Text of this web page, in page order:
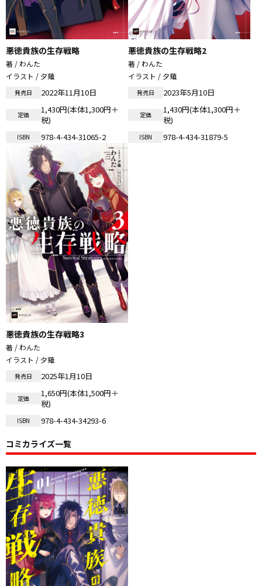
悪徳貴族の生存戦略
著 / わんた
イラスト / 夕薙
発売日 2022年11月10日
定価
1,430円(本体1,300円＋
税)
ISBN 978-4-434-31065-2
悪徳貴族の生存戦略2
著 / わんた
イラスト / 夕薙
発売日 2023年5月10日
定価
1,430円(本体1,300円＋
税)
ISBN 978-4-434-31879-5
悪徳貴族の生存戦略3
著 / わんた
イラスト / 夕薙
発売日 2025年1月10日
定価
1,650円(本体1,500円＋
税)
ISBN 978-4-434-34293-6
コミカライズ一覧